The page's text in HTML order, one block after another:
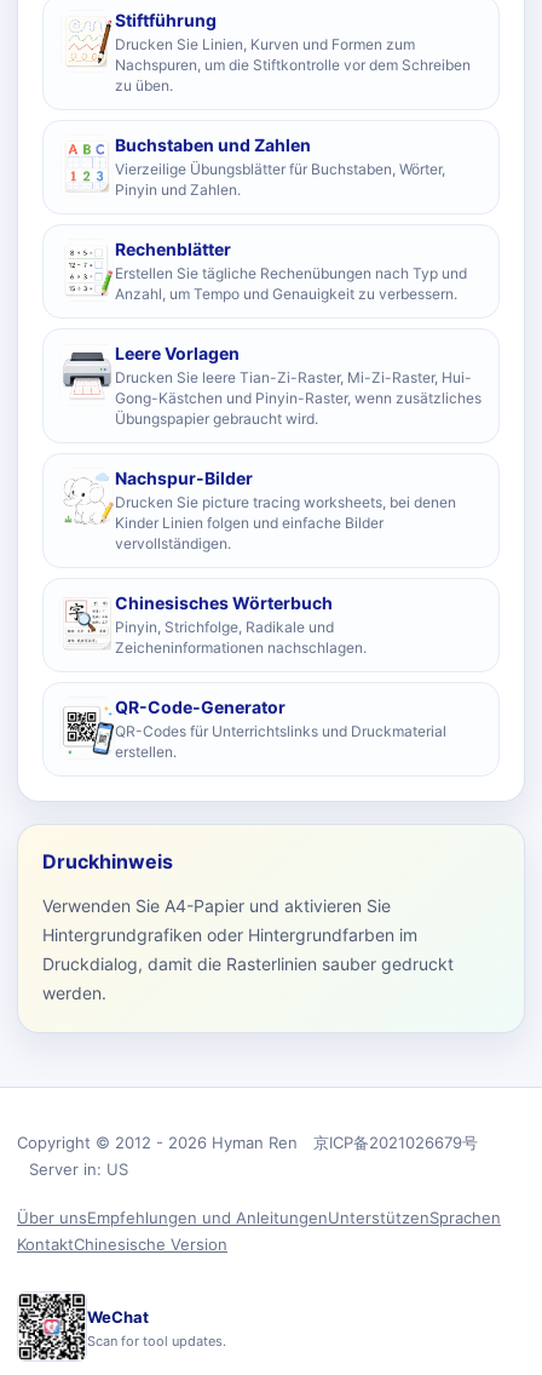
Stiftführung
Drucken Sie Linien, Kurven und Formen zum
Nachspuren, um die Stiftkontrolle vor dem Schreiben
zu üben.
Buchstaben und Zahlen
Vierzeilige Übungsblätter für Buchstaben, Wörter,
Pinyin und Zahlen.
Rechenblätter
Erstellen Sie tägliche Rechenübungen nach Typ und
Anzahl, um Tempo und Genauigkeit zu verbessern.
Leere Vorlagen
Drucken Sie leere Tian-Zi-Raster, Mi-Zi-Raster, Hui-
Gong-Kästchen und Pinyin-Raster, wenn zusätzliches
Übungspapier gebraucht wird.
Nachspur-Bilder
Drucken Sie picture tracing worksheets, bei denen
Kinder Linien folgen und einfache Bilder
vervollständigen.
Chinesisches Wörterbuch
Pinyin, Strichfolge, Radikale und
Zeicheninformationen nachschlagen.
QR-Code-Generator
QR-Codes für Unterrichtslinks und Druckmaterial
erstellen.
Druckhinweis
Verwenden Sie A4-Papier und aktivieren Sie
Hintergrundgrafiken oder Hintergrundfarben im
Druckdialog, damit die Rasterlinien sauber gedruckt
werden.
Copyright © 2012 - 2026 Hyman Ren 京ICP备2021026679号
Server in: US
Über unsEmpfehlungen und AnleitungenUnterstützenSprachen
KontaktChinesische Version
WeChat
Scan for tool updates.